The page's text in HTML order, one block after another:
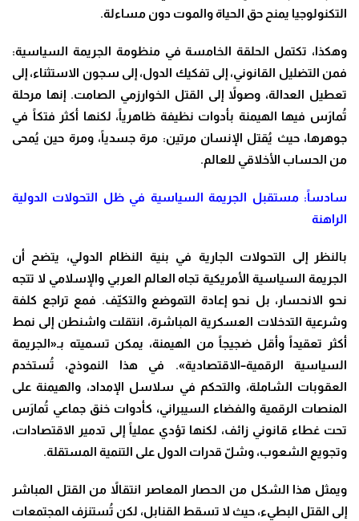
التكنولوجيا يمنح حق الحياة والموت دون مساءلة.
وهكذا، تكتمل الحلقة الخامسة في منظومة الجريمة السياسية:
فمن التضليل القانوني، إلى تفكيك الدول، إلى سجون الاستثناء، إلى
تعطيل العدالة، وصولاً إلى القتل الخوارزمي الصامت. إنها مرحلة
تُمارَس فيها الهيمنة بأدوات نظيفة ظاهرياً، لكنها أكثر فتكاً في
جوهرها، حيث يُقتل الإنسان مرتين: مرة جسدياً، ومرة حين يُمحى
من الحساب الأخلاقي للعالم.
سادساً: مستقبل الجريمة السياسية في ظل التحولات الدولية
الراهنة
بالنظر إلى التحولات الجارية في بنية النظام الدولي، يتضح أن
الجريمة السياسية الأمريكية تجاه العالم العربي والإسلامي لا تتجه
نحو الانحسار، بل نحو إعادة التموضع والتكيّف. فمع تراجع كلفة
وشرعية التدخلات العسكرية المباشرة، انتقلت واشنطن إلى نمط
أكثر تعقيداً وأقل ضجيجاً من الهيمنة، يمكن تسميته بـ«الجريمة
السياسية الرقمية–الاقتصادية». في هذا النموذج، تُستخدم
العقوبات الشاملة، والتحكم في سلاسل الإمداد، والهيمنة على
المنصات الرقمية والفضاء السيبراني، كأدوات خنق جماعي تُمارَس
تحت غطاء قانوني زائف، لكنها تؤدي عملياً إلى تدمير الاقتصادات،
وتجويع الشعوب، وشلّ قدرات الدول على التنمية المستقلة.
ويمثل هذا الشكل من الحصار المعاصر انتقالاً من القتل المباشر
إلى القتل البطيء، حيث لا تسقط القنابل، لكن تُستنزف المجتمعات